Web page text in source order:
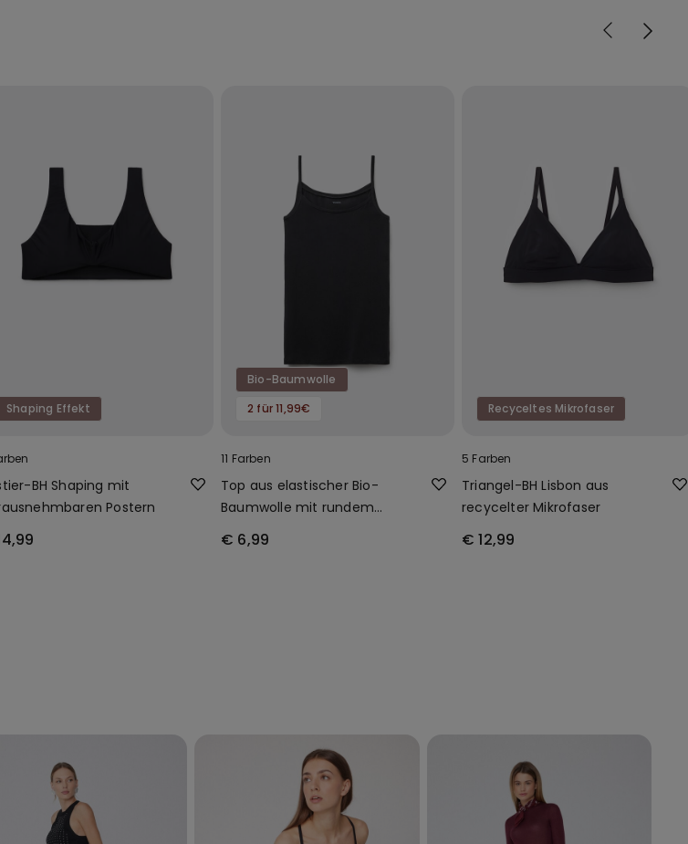
Shaping Effekt
BH Shaping mit
Postern
Bio-Baumwolle
2 für 11,99€
11 Farben
Top aus elastischer Bio-
Baumwolle mit rundem
€ 6,99
Recyceltes Mikrofaser
5 Farben
Triangel-BH Lisbon aus
recycelter Mikrofaser
€ 12,99